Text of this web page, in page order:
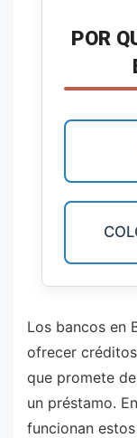
POR
Los bancos en
ofrecer
que promete
un préstamo.
funcionan